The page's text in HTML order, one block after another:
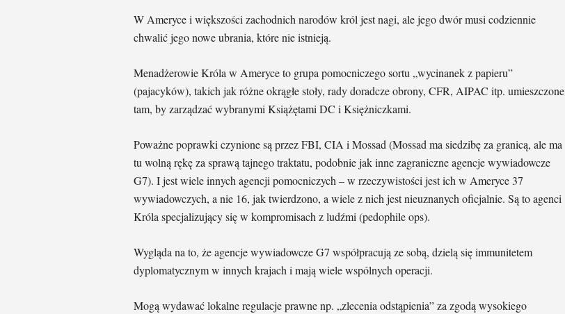
W Ameryce i większości zachodnich narodów król jest nagi, ale jego dwór musi codziennie
chwalić jego nowe ubrania, które nie istnieją.
Menadżerowie Króla w Ameryce to grupa pomocniczego sortu „wycinanek z papieru”
(pajacyków), takich jak różne okrągłe stoły, rady doradcze obrony, CFR, AIPAC itp. umieszczone
tam, by zarządzać wybranymi Książętami DC i Księżniczkami.
Poważne poprawki czynione są przez FBI, CIA i Mossad (Mossad ma siedzibę za granicą, ale ma
tu wolną rękę za sprawą tajnego traktatu, podobnie jak inne zagraniczne agencje wywiadowcze
G7). I jest wiele innych agencji pomocniczych – w rzeczywistości jest ich w Ameryce 37
wywiadowczych, a nie 16, jak twierdzono, a wiele z nich jest nieuznanych oficjalnie. Są to agenci
Króla specjalizujący się w kompromisach z ludźmi (pedophile ops).
Wygląda na to, że agencje wywiadowcze G7 współpracują ze sobą, dzielą się immunitetem
dyplomatycznym w innych krajach i mają wiele wspólnych operacji.
Mogą wydawać lokalne regulacje prawne np. „zlecenia odstąpienia” za zgodą wysokiego